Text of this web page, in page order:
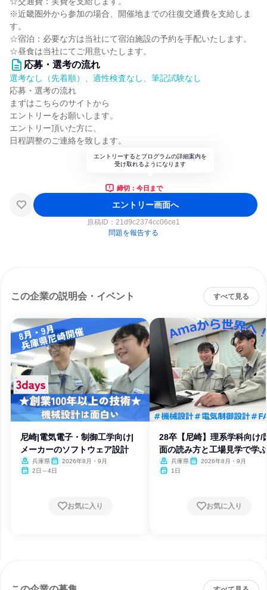
※近畿圏外から参加の場合、開催地までの往復交通費を支給しま
す。
☆宿泊：必要な方は当社にて宿泊施設の予約を手配いたします。
☆昼食は当社にてご用意いたします。
応募・選考の流れ
選考なし（先着順）、適性検査なし、筆記試験なし
応募・選考の流れ
まずはこちらのサイトから
エントリーをお願いします。
エントリー頂いた方に、
日程調整のご連絡を致します。
エントリーするとプログラムの詳細案内を
受け取れるようになります
締切：今日まで
エントリー画面へ
原稿ID： 21d9c2374cc06ce1
問題を報告する
この企業の説明会・イベント すべて見る
尼崎|電気電子・制御工学向け|
メーカーのソフトウェア設計
兵庫県
2026年8月・9月
2日～4日
お気に入り
28卒【尼崎】理系学科向け/
面の読み方と工場見学で学
計 兵庫県
2026年8月・9月
1日
お気に入り